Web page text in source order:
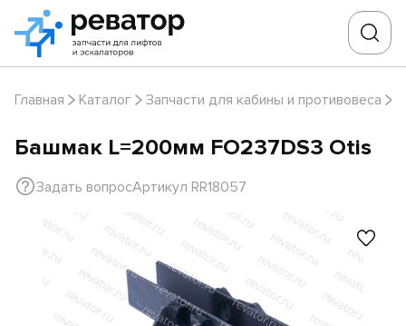
Главная Каталог Запчасти для кабины и противовеса
Башмак L=200мм FO237DS3 Otis
Задать вопросАртикул RR18057